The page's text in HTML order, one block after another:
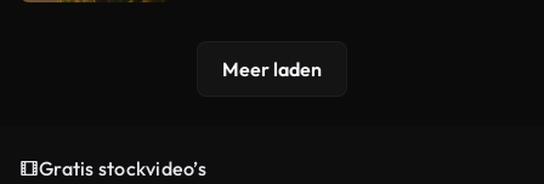
Meer laden
Gratis stockvideo’s